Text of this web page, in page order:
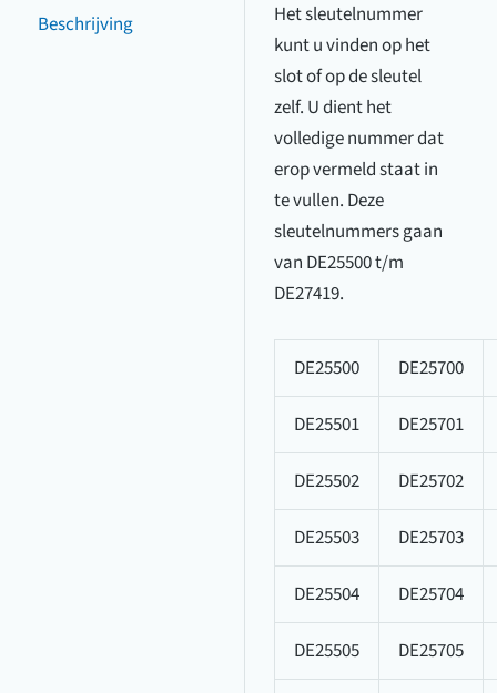
Beschrijving
Het sleutelnummer
kunt u vinden op het
slot of op de sleutel
zelf. U dient het
volledige nummer dat
erop vermeld staat in
te vullen. Deze
sleutelnummers gaan
van DE25500 t/m
DE27419.
DE25500 DE25700
DE25501 DE25701
DE25502 DE25702
DE25503 DE25703
DE25504 DE25704
DE25505 DE25705